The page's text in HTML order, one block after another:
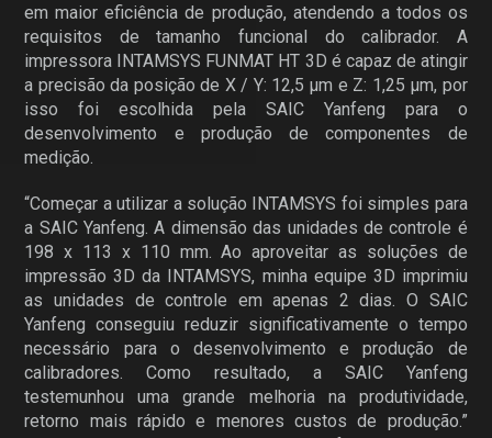
em maior eficiência de produção, atendendo a todos os
requisitos de tamanho funcional do calibrador. A
impressora INTAMSYS FUNMAT HT 3D é capaz de atingir
a precisão da posição de X / Y: 12,5 μm e Z: 1,25 μm, por
isso foi escolhida pela SAIC Yanfeng para o
desenvolvimento e produção de componentes de
medição.
“Começar a utilizar a solução INTAMSYS foi simples para
a SAIC Yanfeng. A dimensão das unidades de controle é
198 x 113 x 110 mm. Ao aproveitar as soluções de
impressão 3D da INTAMSYS, minha equipe 3D imprimiu
as unidades de controle em apenas 2 dias. O SAIC
Yanfeng conseguiu reduzir significativamente o tempo
necessário para o desenvolvimento e produção de
calibradores. Como resultado, a SAIC Yanfeng
testemunhou uma grande melhoria na produtividade,
retorno mais rápido e menores custos de produção.”